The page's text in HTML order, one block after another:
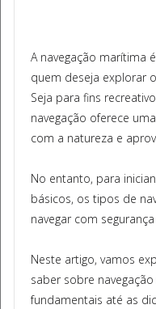
A navegação marítima
quem deseja explorar
Seja para fins
navegação oferece
com a natureza e
No entanto, para
básicos, os tipos de
navegar com
Neste artigo, vamos
saber sobre
fundamentais até as